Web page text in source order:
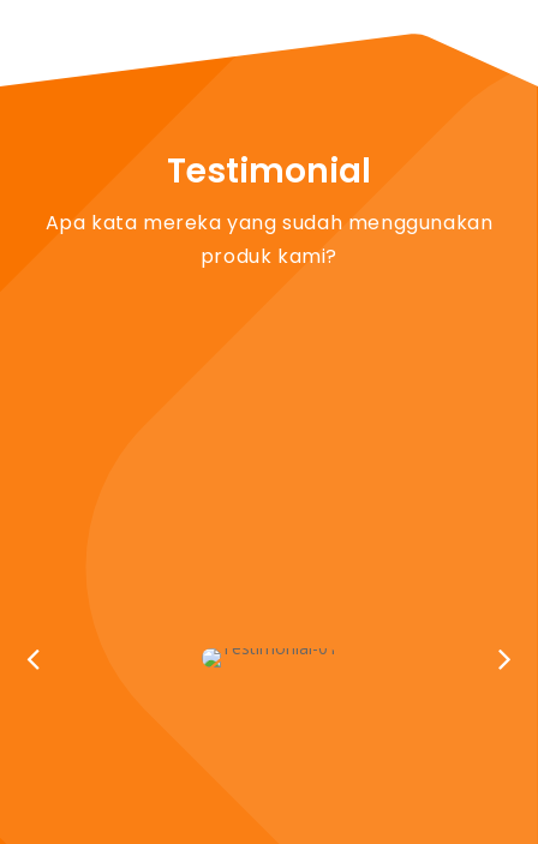
Testimonial
Apa kata mereka yang sudah menggunakan
produk kami?